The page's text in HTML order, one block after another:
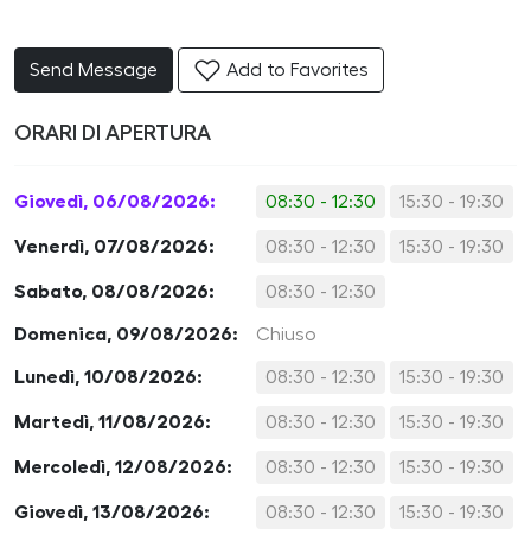
Send Message Add to Favorites
ORARI DI APERTURA
Giovedì, 06/08/2026: 08:30 - 12:30 15:30 - 19:30
Venerdì, 07/08/2026: 08:30 - 12:30 15:30 - 19:30
Sabato, 08/08/2026: 08:30 - 12:30
Domenica, 09/08/2026: Chiuso
Lunedì, 10/08/2026: 08:30 - 12:30 15:30 - 19:30
Martedì, 11/08/2026: 08:30 - 12:30 15:30 - 19:30
Mercoledì, 12/08/2026: 08:30 - 12:30 15:30 - 19:30
Giovedì, 13/08/2026: 08:30 - 12:30 15:30 - 19:30